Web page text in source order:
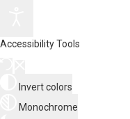
Accessibility Tools
Invert colors
Monochrome